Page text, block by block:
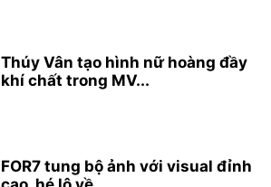
Thúy Vân tạo hình nữ hoàng đầy
khí chất trong MV...
FOR7 tung bộ ảnh với visual đỉnh